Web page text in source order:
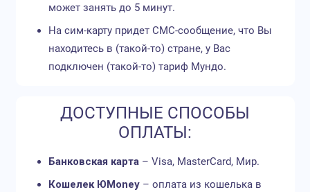
может занять до 5 минут.
На сим-карту придет СМС-сообщение, что Вы
находитесь в (такой-то) стране, у Вас
подключен (такой-то) тариф Мундо.
ДОСТУПНЫЕ СПОСОБЫ
ОПЛАТЫ:
Банковская карта – Visa, MasterCard, Мир.
Кошелек ЮMoney – оплата из кошелька в